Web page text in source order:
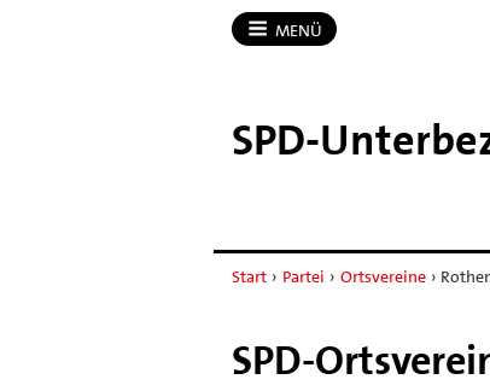
MENÜ
SPD-​
Start › Partei › Ortsvereine ›
SPD-